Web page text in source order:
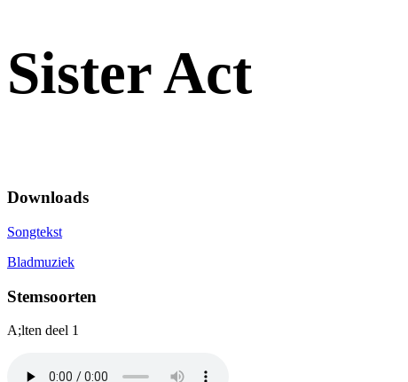
Sister Act
Downloads
Songtekst
Bladmuziek
Stemsoorten
A;lten deel 1